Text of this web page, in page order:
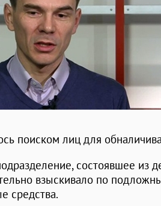
поиском лиц для
состоявшее из
взыскивало по
средства.